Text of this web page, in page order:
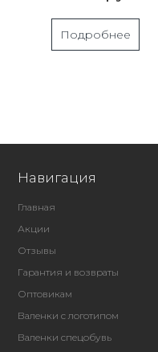
Подробнее
Навигация
Главная
Акции
Отзывы
Гарантия и возвраты
Оптовикам
Валенки с логотипом
Валенки спецобувь